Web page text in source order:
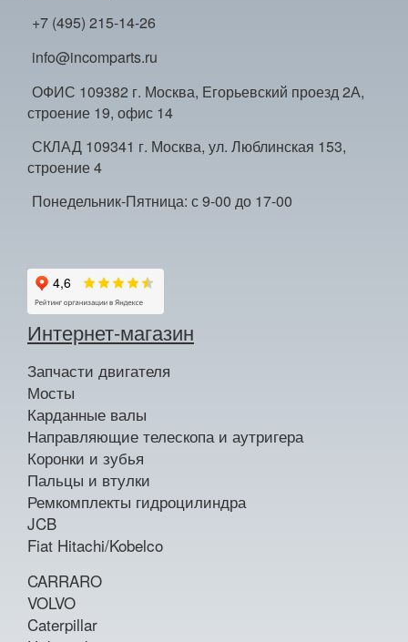
+7 (495) 215-14-26
info@incomparts.ru
ОФИС 109382 г. Москва, Егорьевский проезд 2А,
строение 19, офис 14
СКЛАД 109341 г. Москва, ул. Люблинская 153,
строение 4
Понедельник-Пятница: с 9-00 до 17-00
Интернет-магазин
Запчасти двигателя
Мосты
Карданные валы
Направляющие телескопа и аутригера
Коронки и зубья
Пальцы и втулки
Ремкомплекты гидроцилиндра
JCB
Fiat Hitachi/Kobelco
CARRARO
VOLVO
Caterpillar